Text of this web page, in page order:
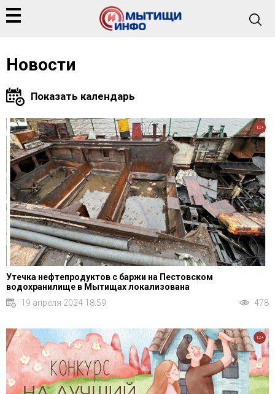
Новости
Утечка нефтепродуктов с баржи на Пестовском
водохранилище в Мытищах локализована
19 апреля 2024 18:59
478
12+
12+